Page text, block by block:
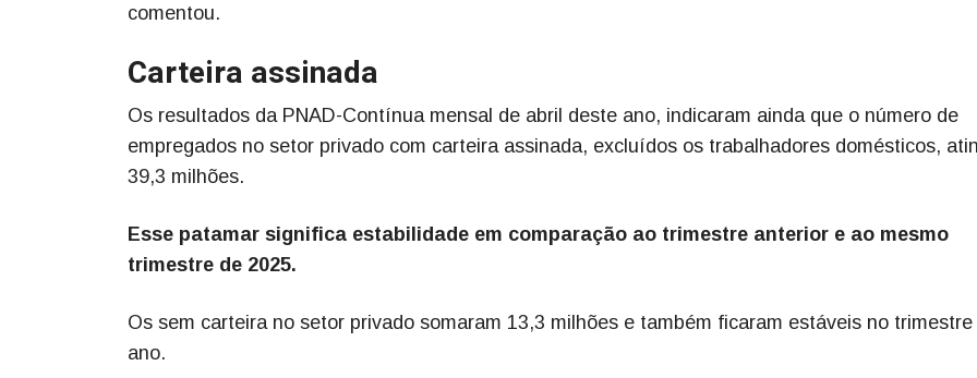
comentou.
Carteira assinada
Os resultados da PNAD-Contínua mensal de abril deste ano, indicaram ainda que o número de
empregados no setor privado com carteira assinada, excluídos os trabalhadores domésticos,
39,3 milhões.
Esse patamar significa estabilidade em comparação ao trimestre anterior e ao mesmo
trimestre de 2025.
Os sem carteira no setor privado somaram 13,3 milhões e também ficaram estáveis no trimestre
ano.